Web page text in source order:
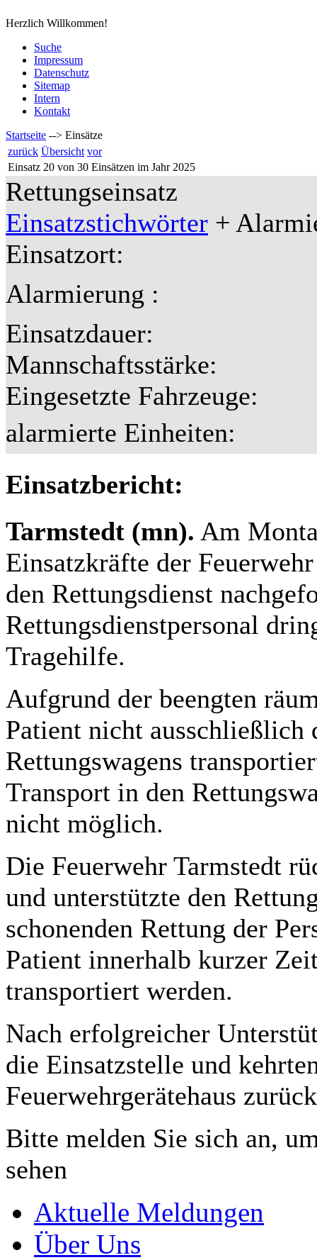
Herzlich Willkommen!
Suche
Impressum
Datenschutz
Sitemap
Intern
Kontakt
Startseite --> Einsätze
zurück Übersicht vor
Einsatz 20 von 30 Einsätzen im Jahr 2025
Rettungseinsatz
Einsatzstichwörter +
Einsatzort:
Alarmierung :
Einsatzdauer:
Mannschaftsstärke:
Eingesetzte Fahrzeuge:
alarmierte Einheiten:
Einsatzbericht:
Tarmstedt (mn). Am
Einsatzkräfte der
den Rettungsdienst
Rettungsdienstpersonal
Tragehilfe.
Aufgrund der beengten
Patient nicht ausschließlich
Rettungswagens
Transport in den
nicht möglich.
Die Feuerwehr Tarmstedt
und unterstützte den
schonenden Rettung der
Patient innerhalb kurzer
transportiert werden.
Nach erfolgreicher
die Einsatzstelle und
Feuerwehrgerätehaus
Bitte melden Sie sich an,
sehen
Aktuelle Meldungen
Über Uns